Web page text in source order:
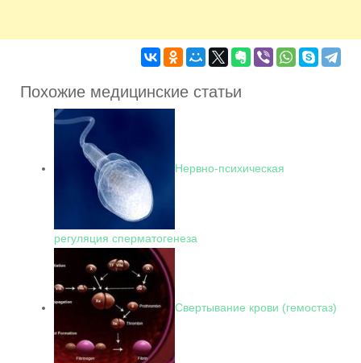
Похожие медицинские статьи
Нервно-психическая
регуляция сперматогенеза
Свертывание крови (гемостаз)